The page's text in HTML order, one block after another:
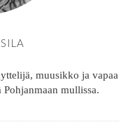
muusikko ja vapaa
mullissa.